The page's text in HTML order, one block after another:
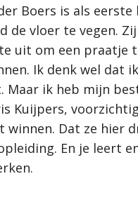
Boers is als
vloer te vegen.
uit om een praatje
Ik denk wel dat
ik heb mijn
Kuijpers,
Dat ze hier
En je leert